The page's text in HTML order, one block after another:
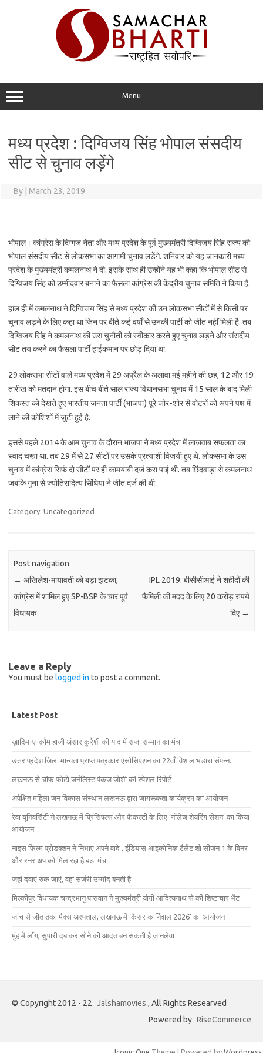
Menu
मध्य प्रदेश : दिग्विजय सिंह भोपाल संसदीय
सीट से चुनाव लड़ेंगे
By March 23, 2019
भोपाल। कांग्रेस के दिग्गज नेता और मध्य प्रदेश के पूर्व मुख्यमंत्री दिग्विजय सिंह राज्य की
भोपाल संसदीय सीट से लोकसभा का आगामी चुनाव लड़ेंगे. शनिवार को यह जानकारी मध्य
प्रदेश के मुख्यमंत्री कमलनाथ ने दी. इसके साथ ही उन्होंने यह भी कहा कि भोपाल सीट से
दिग्विजय सिंह को उम्मीदवार बनाने का फैसला कांग्रेस की केंद्रीय चुनाव समिति ने किया है.
हाल ही में कमलनाथ ने दिग्विजय सिंह से मध्य प्रदेश की उन लोकसभा सीटों में से किसी पर
चुनाव लड़ने के लिए कहा था जिन पर बीते कई वर्षों से उनकी पार्टी को जीत नहीं मिली है. तब
दिग्विजय सिंह ने कमलनाथ की उस चुनौती को स्वीकार करते हुए चुनाव लड़ने और संसदीय
सीट तय करने का ​फैसला पार्टी हाईकमान पर छोड़ दिया था.
29 लोकसभा सीटों वाले मध्य प्रदेश में 29 अप्रैल के अलावा मई महीने की छह, 12 और 19
तारीख को मतदान होगा. इस बीच बीते साल राज्य विधानसभा चुनाव में 15 साल के बाद मिली
शिकस्त को देखते हुए भारतीय जनता पार्टी (भाजपा) पूरे जोर-शोर से वोटरों को अपने पक्ष में
लाने की कोशिशों में जुटी हुई है.
इससे पहले 2014 के आम चुनाव के दौरान भाजपा ने मध्य प्रदेश में लाजवाब सफलता का
स्वाद चखा था. तब 29 में से 27 सीटों पर उसके प्रत्याशी विजयी हुए थे. लोकसभा के उस
चुनाव में कांग्रेस सिर्फ दो सीटों पर ही कामयाबी दर्ज करा पाई थी. तब छिंदवाड़ा से कमलनाथ
जबकि गुना से ज्योतिरादित्य सिंधिया ने जीत दर्ज की थी.
Category: Uncategorized
Post navigation
← अखिलेश-मायावती को बड़ा झटका,
कांग्रेस में शामिल हुए SP-BSP के चार पूर्व
विधायक
IPL 2019: बीसीसीआई ने शहीदों की
फैमिली की मदद के लिए 20 करोड़ रुपये
दिए →
Leave a Reply
You must be logged in to post a comment.
Latest Post
ख़ादिम-ए-क़ौम हाजी अंसार कुरैशी की याद में सजा सम्मान का मंच
उत्तर प्रदेश जिला मान्यता प्राप्त पत्रकार एसोसिएशन का 22वाँ विशाल भंडारा संपन्न.
लखनऊ से चीफ फोटो जर्नलिस्ट पंकज जोशी की स्पेशल रिपोर्ट
अपेक्षित महिला जन विकास संस्थान लखनऊ द्वारा जागरूकता कार्यक्रम का आयोजन
रेवा यूनिवर्सिटी ने लखनऊ में प्रिंसिपल्स और फैकल्टी के लिए ‘नॉलेज शेयरिंग सेशन’ का किया
आयोजन
नाइस फिल्म प्रोडक्शन ने निभाए अपने वादे , इंडियास आइकोनिक टैलेंट शो सीजन 1 के विनर
और रनर अप को मिल रहा है बड़ा मंच
जहां दवाएं रुक जाएं, वहां सर्जरी उम्मीद बनती है
मिल्कीपुर विधायक चन्द्रभानु पासवान ने मुख्यमंत्री योगी आदित्यनाथ से की शिष्टाचार भेंट
जांच से जीत तक: मैक्स अस्पताल, लखनऊ में ‘कैंसर कार्निवाल 2026’ का आयोजन
मुंह में लौंग, सुपारी दबाकर सोने की आदत बन सकती है जानलेवा
© Copyright 2012 - 22 Jalshamovies , All Rights Researved
Powered by RiseCommerce